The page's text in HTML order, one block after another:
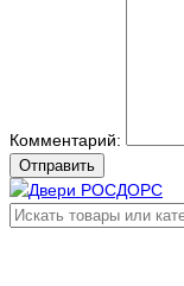
Комментарий:
Отправить